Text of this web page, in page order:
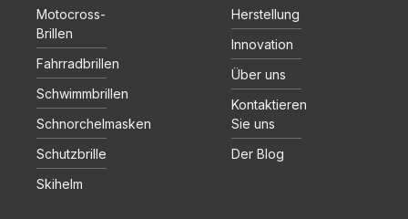
Motocross-
Brillen
Fahrradbrillen
Schwimmbrillen
Schnorchelmasken
Schutzbrille
Skihelm
Herstellung
Innovation
Über uns
Kontaktieren
Sie uns
Der Blog